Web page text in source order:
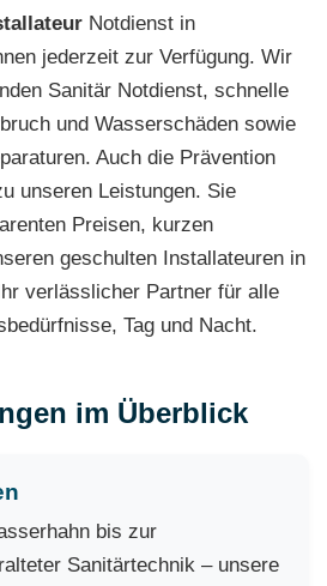
Notdienst in
jederzeit zur Verfügung. Wir
Sanitär Notdienst, schnelle
und Wasserschäden sowie
Auch die Prävention
unseren Leistungen. Sie
Preisen, kurzen
geschulten Installateuren in
verlässlicher Partner für alle
Tag und Nacht.
im Überblick
bis zur
Sanitärtechnik – unsere